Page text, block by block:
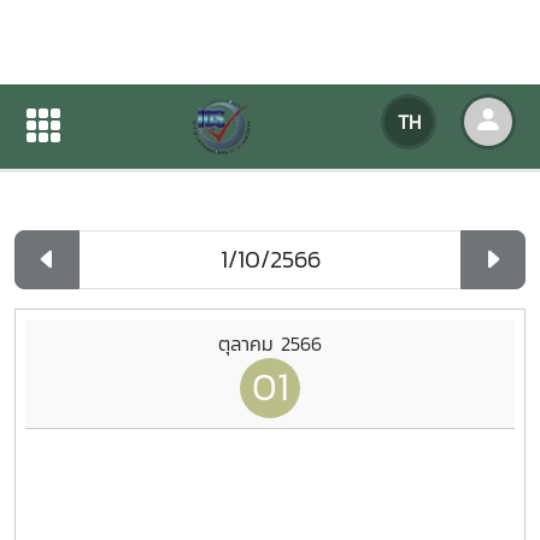
TH
ปฏิทินกิจกรรมของหน่วยงาน
ปฏิทินกิจกรรมของหน่วยงาน
ตุลาคม 2566
01